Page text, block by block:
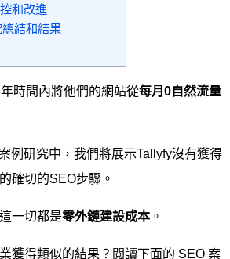
和改進
結和結果
時間內將他們的網站從每月 0自然流量
例研究中，我們將展示Tallyfy沒有獲得
確切的SEO步驟。
一切都是零外鏈建設成本。
獲得類似的結果？閱讀下面的 SEO 案